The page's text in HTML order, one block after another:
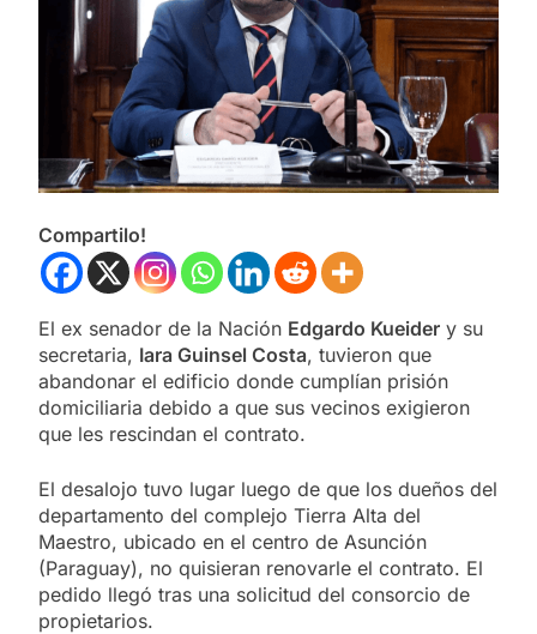
Compartilo!
El ex senador de la Nación Edgardo Kueider y su
secretaria, Iara Guinsel Costa, tuvieron que
abandonar el edificio donde cumplían prisión
domiciliaria debido a que sus vecinos exigieron
que les rescindan el contrato.
El desalojo tuvo lugar luego de que los dueños del
departamento del complejo Tierra Alta del
Maestro, ubicado en el centro de Asunción
(Paraguay), no quisieran renovarle el contrato. El
pedido llegó tras una solicitud del consorcio de
propietarios.